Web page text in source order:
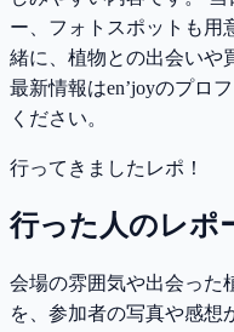
ー、フォトスポットも用
緒に、植物との出会いや
最新情報はen’joyのプロ
ください。
行ってきましたレポ！
行った人のレポ
会場の雰囲気や出会った
を、参加者の写真や感想